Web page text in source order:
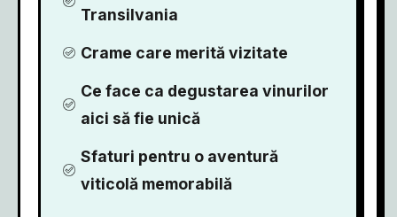
Transilvania
Crame care merită vizitate
Ce face ca degustarea vinurilor
aici să fie unică
Sfaturi pentru o aventură
viticolă memorabilă